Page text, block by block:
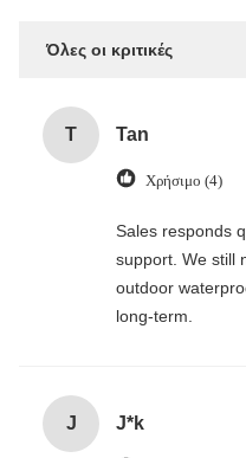
Όλες οι κριτικές
T Tan
Χρήσιμο (4)
Sales responds
support. We still
outdoor
long-term.
J J*k